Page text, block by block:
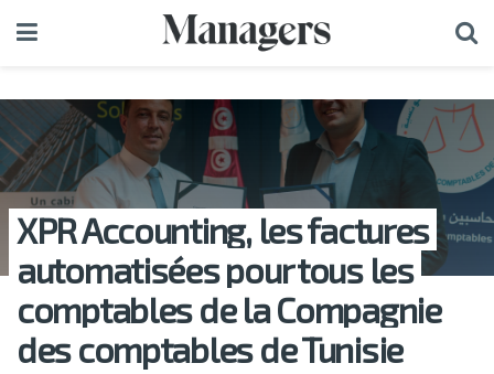
XPR Accounting, les factures
automatisées pour tous les
comptables de la Compagnie
des comptables de Tunisie